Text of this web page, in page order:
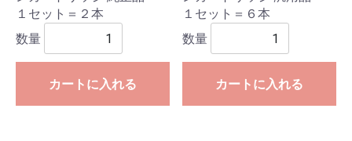
１セット＝２本
数量
カートに入れる
１セット＝６本
数量
カートに入れる